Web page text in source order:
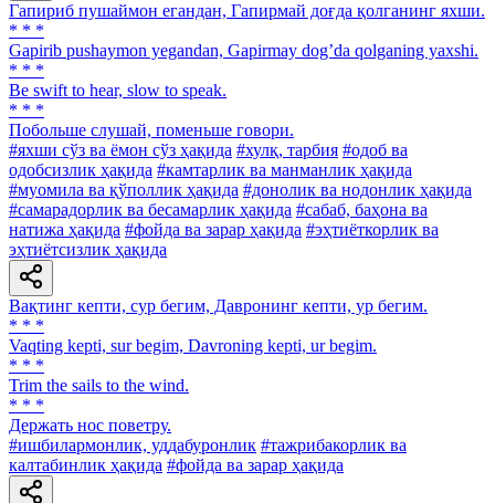
Гапириб пушаймон егандан, Гапирмай доғда қолганинг яхши.
* * *
Gapirib pushaymon yegandan, Gapirmay dogʼda qolganing yaxshi.
* * *
Be swift to hear, slow to speak.
* * *
Побольше слушай, поменьше говори.
#яхши сўз ва ёмон сўз ҳақида #хулқ, тарбия #одоб ва
одобсизлик ҳақида #камтарлик ва манманлик ҳақида
#муомила ва қўполлик ҳақида #донолик ва нодонлик ҳақида
#самарадорлик ва бесамарлик ҳақида #сабаб, баҳона ва
натижа ҳақида #фойда ва зарар ҳақида #эҳтиёткорлик ва
эҳтиётсизлик ҳақида
Вақтинг кепти, сур бегим, Давронинг кепти, ур бегим.
* * *
Vaqting kepti, sur begim, Davroning kepti, ur begim.
* * *
Trim the sails to the wind.
* * *
Держать нос поветру.
#ишбилармонлик, уддабуронлик #тажрибакорлик ва
калтабинлик ҳақида #фойда ва зарар ҳақида